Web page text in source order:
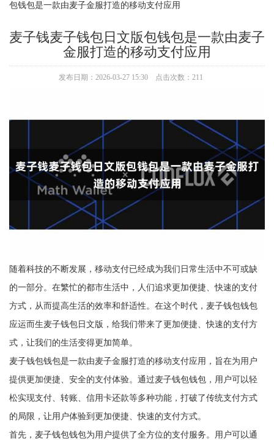
包钱包是一款由麦子金服打造的移动支付应用
麦子钱麦子钱包日文版包钱包是一款由麦子
金服打造的移动支付应用
发布日期：2026-03-27 15:30 点击次数：211
随着科技的不断发展，移动支付已经成为我们日常生活中不可或缺
的一部分。在繁忙的都市生活中，人们追求更加便捷、快速的支付
方式，从而提高生活的效率和舒适性。在这个时代，麦子钱包钱包
应运而生麦子钱包日文版，给我们带来了更加便捷、快速的支付方
式，让我们的生活变得更加简单。
麦子钱包钱包是一款由麦子金服打造的移动支付应用，旨在为用户
提供更加便捷、安全的支付体验。通过麦子钱包钱包，用户可以轻
松实现支付、转账、信用卡还款等多种功能，打破了传统支付方式
的局限，让用户体验到更加便捷、快速的支付方式。
首先，麦子钱包钱包为用户提供了全方位的支付服务。用户可以通